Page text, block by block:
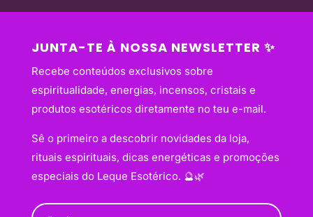
JUNTA-TE À NOSSA NEWSLETTER ✨
Recebe conteúdos exclusivos sobre
espiritualidade, energias, incensos, cristais e
produtos esotéricos diretamente no teu e-mail.
Sê o primeiro a descobrir novidades da loja,
rituais espirituais, dicas energéticas e promoções
especiais do Leque Esotérico. 🔮🌿